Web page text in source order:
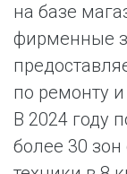
на базе
фирменные
по ремонту
В 2024 году
более 30